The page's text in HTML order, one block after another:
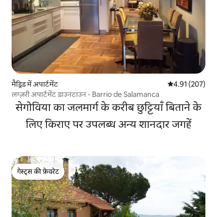
मैड्रिड में अपार्टमेंट औसत रेटिंग 5 में से
4.91 (207)
लग्ज़री अपार्टमेंट डाउनटाउन - Barrio de Salamanca
सेगोविया का जलमार्ग के करीब छुट्टियाँ बिताने के
लिए किराए पर उपलब्ध अन्य शानदार जगहें
गेस्ट्स की फ़ेवरेट
गेस्ट्स की फ़ेवरेट